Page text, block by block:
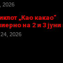
2026
„Као какао“
на 2 и 3
2026